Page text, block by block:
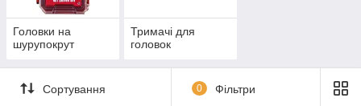
Головки на
шурупокрут
Тримачі для
головок
Сортування 0 Фільтри